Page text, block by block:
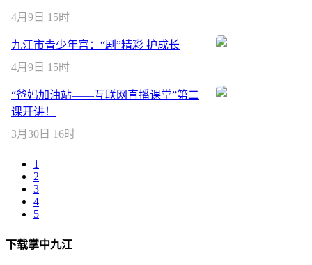
4月9日 15时
九江市青少年宫：“剧”精彩 护成长
4月9日 15时
“爸妈加油站——互联网直播课堂”第二
课开讲！
3月30日 16时
1
2
3
4
5
下载掌中九江